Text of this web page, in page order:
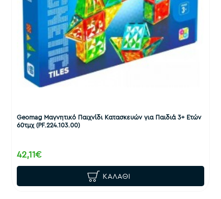
Geomag Μαγνητικό Παιχνίδι Κατασκευών για Παιδιά 3+ Ετών
60τμχ (PF.224.103.00)
42,11€
ΚΑΛΆΘΙ